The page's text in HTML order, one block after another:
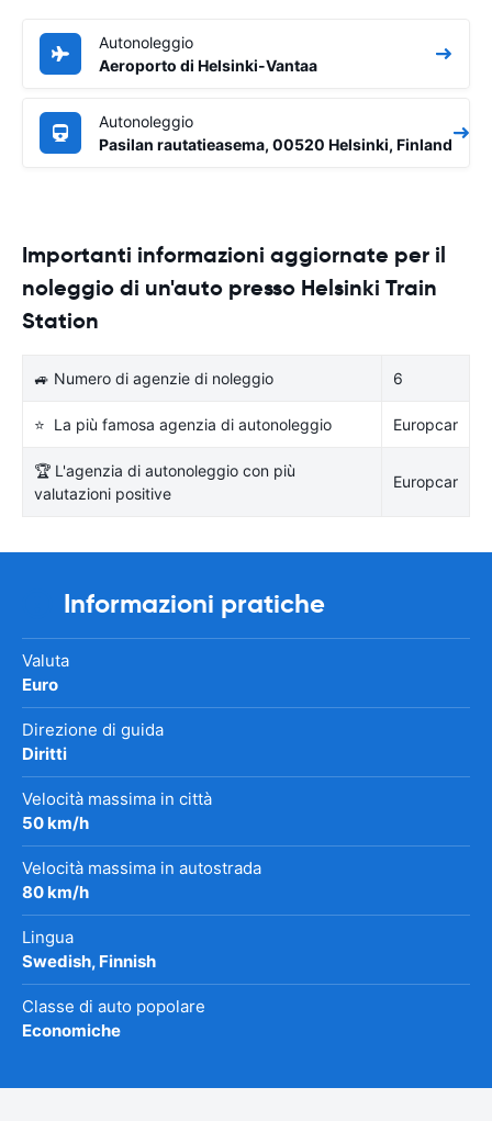
Autonoleggio
Aeroporto di Helsinki-Vantaa
Autonoleggio
Pasilan rautatieasema, 00520 Helsinki, Finland
Importanti informazioni aggiornate per il
noleggio di un'auto presso Helsinki Train
Station
🚙 Numero di agenzie di noleggio 6
⭐ La più famosa agenzia di autonoleggio Europcar
🏆 L'agenzia di autonoleggio con più
valutazioni positive
Europcar
Informazioni pratiche
Valuta
Euro
Direzione di guida
Diritti
Velocità massima in città
50 km/h
Velocità massima in autostrada
80 km/h
Lingua
Swedish, Finnish
Classe di auto popolare
Economiche